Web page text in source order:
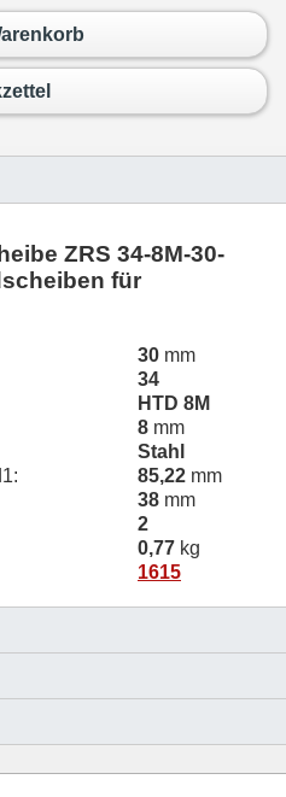
ZRS 34-8M-30-
für
30 mm
34
HTD 8M
8 mm
Stahl
85,22 mm
38 mm
2
0,77 kg
1615